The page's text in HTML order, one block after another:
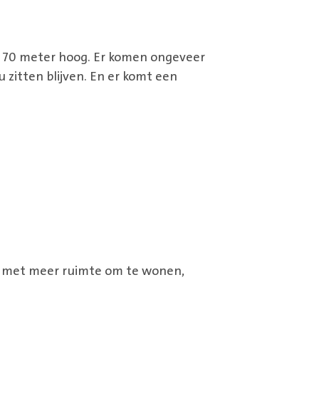
meter hoog. Er komen ongeveer
zitten blijven. En er komt een
meer ruimte om te wonen,